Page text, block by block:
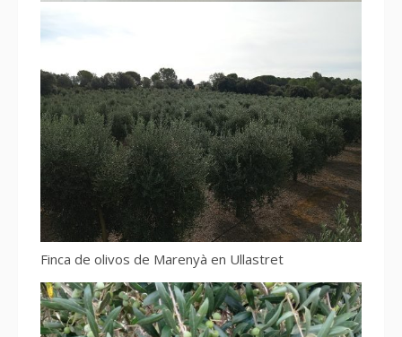
Finca de olivos de Marenyà en Ullastret